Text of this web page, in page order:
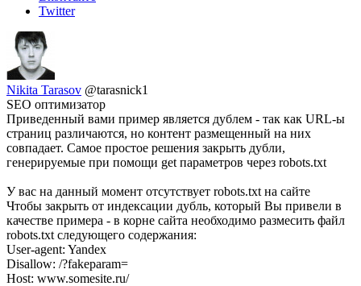
Twitter
Nikita Tarasov @tarasnick1
SEO оптимизатор
Приведенный вами пример является дублем - так как URL-ы
страниц различаются, но контент размещенный на них
совпадает. Самое простое решения закрыть дубли,
генерируемые при помощи get параметров через robots.txt
У вас на данный момент отсутствует robots.txt на сайте
Чтобы закрыть от индексации дубль, который Вы привели в
качестве примера - в корне сайта необходимо размесить файл
robots.txt следующего содержания:
User-agent: Yandex
Disallow: /?fakeparam=
Host: www.somesite.ru/